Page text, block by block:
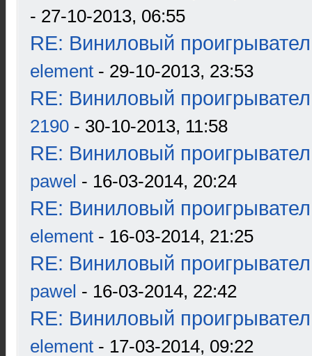
- 27-10-2013, 06:55
RE: Виниловый
element - 29-10-2013, 23:53
RE: Виниловый
2190 - 30-10-2013, 11:58
RE: Виниловый
pawel - 16-03-2014, 20:24
RE: Виниловый
element - 16-03-2014, 21:25
RE: Виниловый
pawel - 16-03-2014, 22:42
RE: Виниловый
element - 17-03-2014, 09:22